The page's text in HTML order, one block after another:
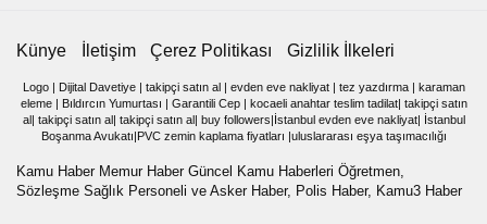
Künye İletişim Çerez Politikası Gizlilik İlkeleri
Logo| Dijital Davetiye| takipçi satın al| evden eve nakliyat| tez yazdırma| karaman
eleme| Bıldırcın Yumurtası | Garantili Cep| kocaeli anahtar teslim tadilat| takipçi satın
al| takipçi satın al| takipçi satın al| buy followers|İstanbul evden eve nakliyat| İstanbul
Boşanma Avukatı|PVC zemin kaplama fiyatları |uluslararası eşya taşımacılığı
Kamu Haber Memur Haber Güncel Kamu Haberleri Öğretmen,
Sözleşme Sağlık Personeli ve Asker Haber, Polis Haber, Kamu3 Haber